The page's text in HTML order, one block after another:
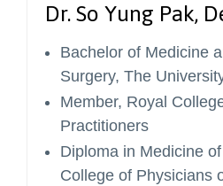
Dr. So Yung Pak,
Bachelor of Medicine
Surgery, The
Member, Royal
Practitioners
Diploma in Medicine
College of Physicians